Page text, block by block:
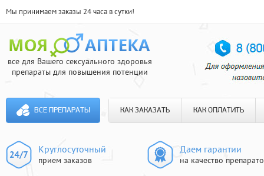
Мы принимаем заказы 24 часа в сутки!
все для Вашего сексуального здоровья
препараты для повышения потенции
ВСЕ ПРЕПАРАТЫ КАК ЗАКАЗАТЬ КАК ОПЛАТИТЬ
Круглосуточный
прием заказов
Даем гарантии
на качество